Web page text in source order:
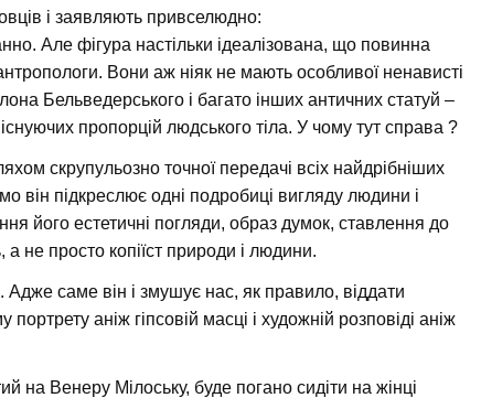
і заявляють привселюдно:
Але фігура настільки ідеалізована, що повинна
Вони аж ніяк не мають особливої ненависті
Бельведерського і багато інших античних статуй –
пропорцій людського тіла. У чому тут справа ?
скрупульозно точної передачі всіх найдрібніших
він підкреслює одні подробиці вигляду людини і
його естетичні погляди, образ думок, ставлення до
а не просто копіїст природи і людини.
саме він і змушує нас, як правило, віддати
аніж гіпсовій масці і художній розповіді аніж
на Венеру Мілоську, буде погано сидіти на жінці